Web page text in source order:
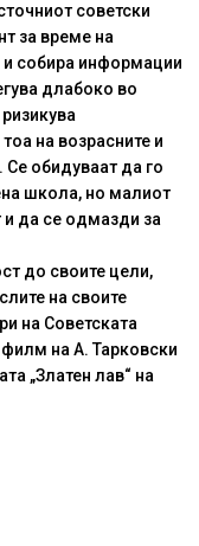
советски
за време на
и собира информации
длабоко во
на возрасните и
Се обидуваат да го
школа, но малиот
и да се одмазди за
до своите цели,
на своите
на Советската
на А. Тарковски
„Златен лав“ на